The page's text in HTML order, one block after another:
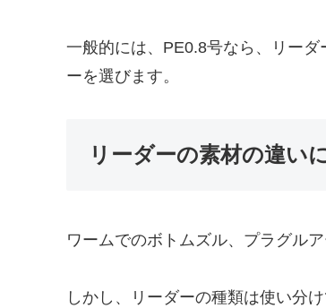
一般的には、PE0.8号なら、リー
ーを選びます。
リーダーの素材の違い
ワームでのボトムズル、プラグル
しかし、リーダーの種類は使い分け